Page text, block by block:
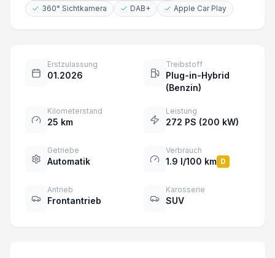
360° Sichtkamera
DAB+ Apple Car Play
Erstzulassung
01.2026
Treibstoff
Plug-in-Hybrid
(Benzin)
Kilometerstand
25 km
Leistung
272 PS (200 kW)
Getriebe
Automatik
Verbrauch
1.9 l/100 km D
Antrieb
Frontantrieb
Karosserie
SUV